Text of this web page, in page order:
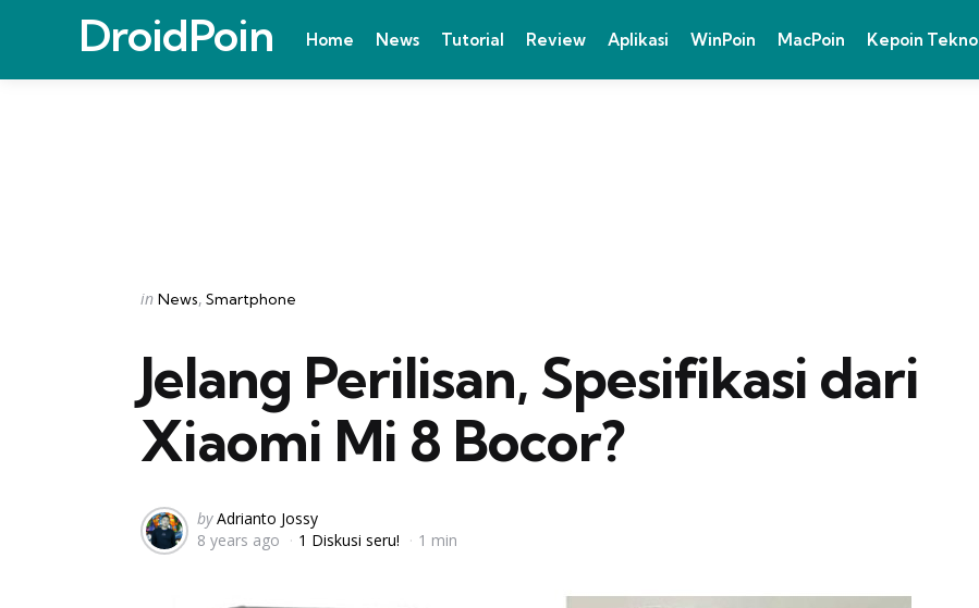
DroidPoin Home News Tutorial Review Aplikasi WinPoin MacPoin Kepoin Tekno
Categories
Posted
in News Smartphone
Jelang Perilisan, Spesifikasi dari
Xiaomi Mi 8 Bocor?
Posted
by
by Adrianto Jossy
8 years ago
1 Diskusi seru! 1 min